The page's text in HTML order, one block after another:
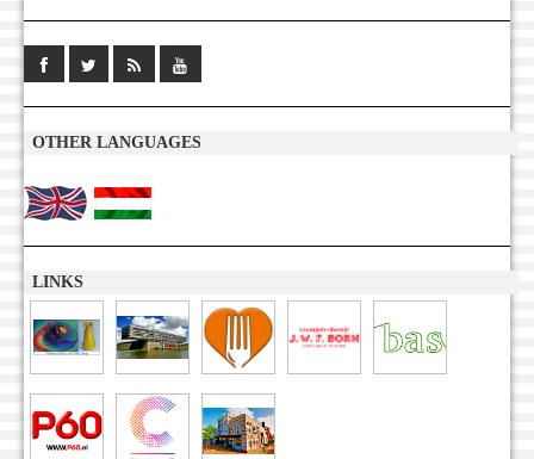
OTHER LANGUAGES
LINKS